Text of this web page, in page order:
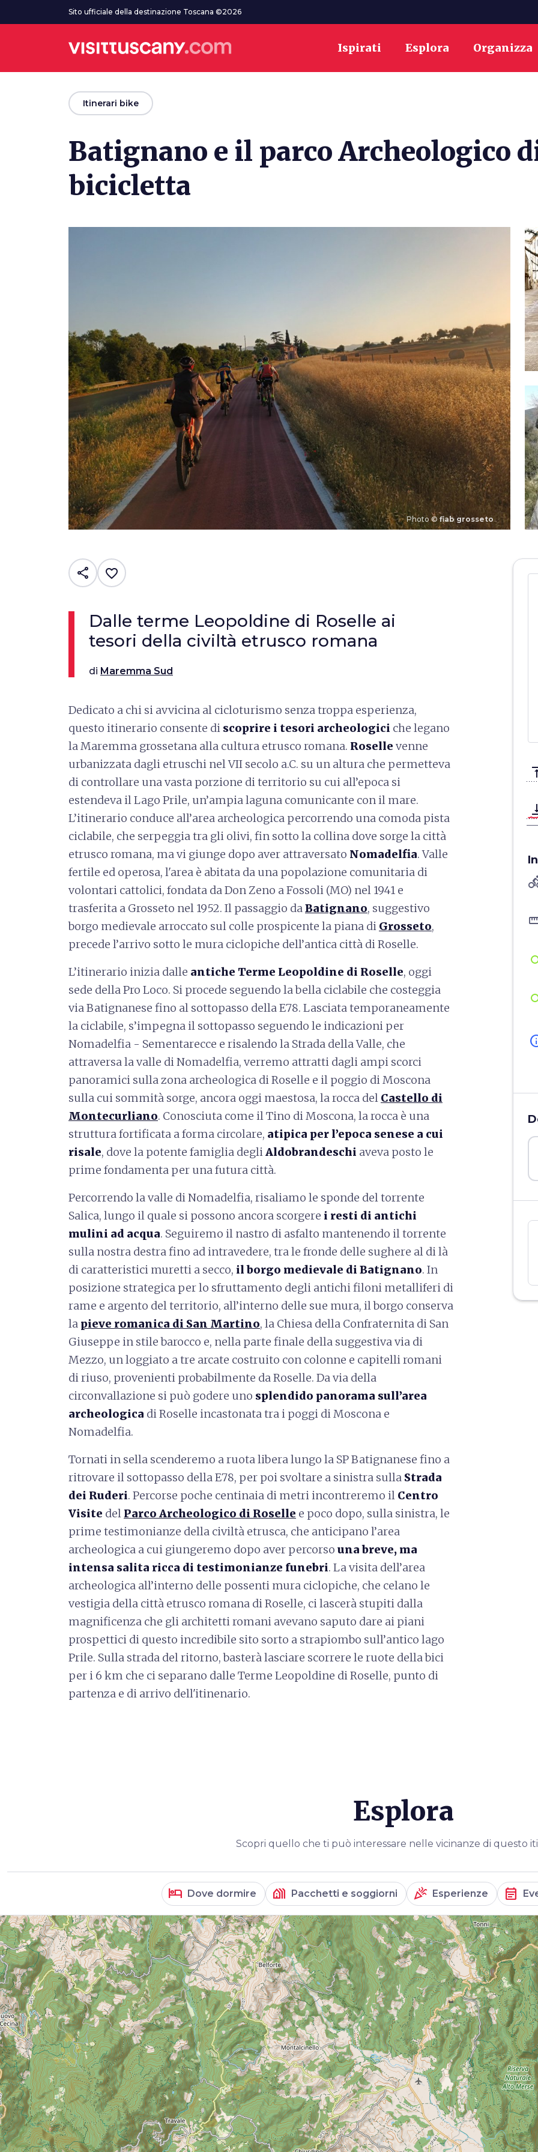
Vai al contenuto principaleSito ufficiale della destinazione Toscana ©2026
Ispirati Esplora Organizza
arrow_backItinerari bike
Batignano e il parco Archeologico
bicicletta
Photo © fiab grosseto
share favorite_border
Dalle terme Leopoldine di Roselle ai
tesori della civiltà etrusco romana
di Maremma Sud
Dedicato a chi si avvicina al cicloturismo senza troppa esperienza,
questo itinerario consente di scoprire i tesori archeologici che legano
la Maremma grossetana alla cultura etrusco romana. Roselle venne
urbanizzata dagli etruschi nel VII secolo a.C. su un altura che permetteva
di controllare una vasta porzione di territorio su cui all’epoca si
estendeva il Lago Prile, un’ampia laguna comunicante con il mare.
L’itinerario conduce all’area archeologica percorrendo una comoda pista
ciclabile, che serpeggia tra gli olivi, fin sotto la collina dove sorge la città
etrusco romana, ma vi giunge dopo aver attraversato Nomadelfia. Valle
fertile ed operosa, l'area è abitata da una popolazione comunitaria di
volontari cattolici, fondata da Don Zeno a Fossoli (MO) nel 1941 e
trasferita a Grosseto nel 1952. Il passaggio daBatignano, suggestivo
borgo medievale arroccato sul colle prospicente la piana di Grosseto,
precede l’arrivo sotto le mura ciclopiche dell’antica città di Roselle.
L’itinerario inizia dalle antiche Terme Leopoldine di Roselle, oggi
sede della Pro Loco. Si procede seguendo la bella ciclabile che costeggia
via Batignanese fino al sottopasso della E78. Lasciata temporaneamente
la ciclabile, s’impegna il sottopasso seguendo le indicazioni per
Nomadelfia - Sementarecce e risalendo la Strada della Valle, che
attraversa la valle di Nomadelfia, verremo attratti dagli ampi scorci
panoramici sulla zona archeologica di Roselle e il poggio di Moscona
sulla cui sommità sorge, ancora oggi maestosa, la rocca del Castello di
Montecurliano. Conosciuta come il Tino di Moscona, la rocca è una
struttura fortificata a forma circolare, atipica per l’epoca senese a cui
risale, dove la potente famiglia degliAldobrandeschi aveva posto le
prime fondamenta per una futura città.
Percorrendo la valle di Nomadelfia, risaliamo le sponde del torrente
Salica, lungo il quale si possono ancora scorgere i resti di antichi
mulini ad acqua. Seguiremo il nastro di asfalto mantenendo il torrente
sulla nostra destra fino ad intravedere, tra le fronde delle sughere al di là
di caratteristici muretti a secco, il borgo medievale di Batignano. In
posizione strategica per lo sfruttamento degli antichi filoni metalliferi di
rame e argento del territorio, all’interno delle sue mura, il borgo conserva
la pieve romanica di San Martino, la Chiesa della Confraternita di San
Giuseppe in stile barocco e, nella parte finale della suggestiva via di
Mezzo, un loggiato a tre arcate costruito con colonne e capitelli romani
di riuso, provenienti probabilmente da Roselle. Da via della
circonvallazione si può godere uno splendido panorama sull’area
archeologica di Roselle incastonata tra i poggi di Moscona e
Nomadelfia.
Tornati in sella scenderemo a ruota libera lungo la SP Batignanese fino a
ritrovare il sottopasso della E78, per poi svoltare a sinistra sulla Strada
dei Ruderi. Percorse poche centinaia di metri incontreremo il Centro
Visite del Parco Archeologico di Roselle e poco dopo, sulla sinistra, le
prime testimonianze della civiltà etrusca, che anticipano l’area
archeologica a cui giungeremo dopo aver percorso una breve, ma
intensa salita ricca di testimonianze funebri. La visita dell’area
archeologica all’interno delle possenti mura ciclopiche, che celano le
vestigia della città etrusco romana di Roselle, ci lascerà stupiti dalla
magnificenza che gli architetti romani avevano saputo dare ai piani
prospettici di questo incredibile sito sorto a strapiombo sull’antico lago
Prile. Sulla strada del ritorno, basterà lasciare scorrere le ruote della bici
per i 6 km che ci separano dalle Terme Leopoldine di Roselle, punto di
partenza e di arrivo dell'itinenario.
Esplora
Scopri quello che ti può interessare nelle vicinanze di questo
hotel Dove dormire holiday_village Pacchetti e soggiorni celebration Esperienze event_note